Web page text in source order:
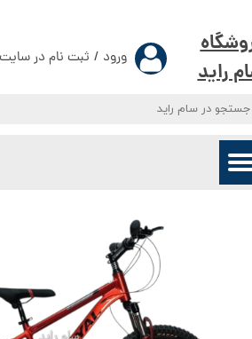
راید
ورود / ثبت نام در سایت
حساب کاربری من
تغییر گذر واژه
سفارشات
خروج از حساب کاربری